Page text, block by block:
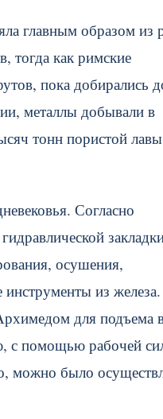
главным образом из
тогда как римские
пока добирались
металлы добывали в
тонн пористой лавы
Согласно
осушения,
инструменты из
для подъема
с помощью рабочей
можно было